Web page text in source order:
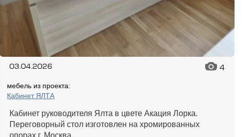
03.04.2026 4
мебель из проекта:
Кабинет ЯЛТА
Кабинет руководителя Ялта в цвете Акация Лорка.
Переговорный стол изготовлен на хромированных
опорах г. Москва